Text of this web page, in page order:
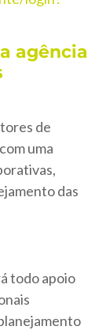
agência
de
uma
das
todo apoio